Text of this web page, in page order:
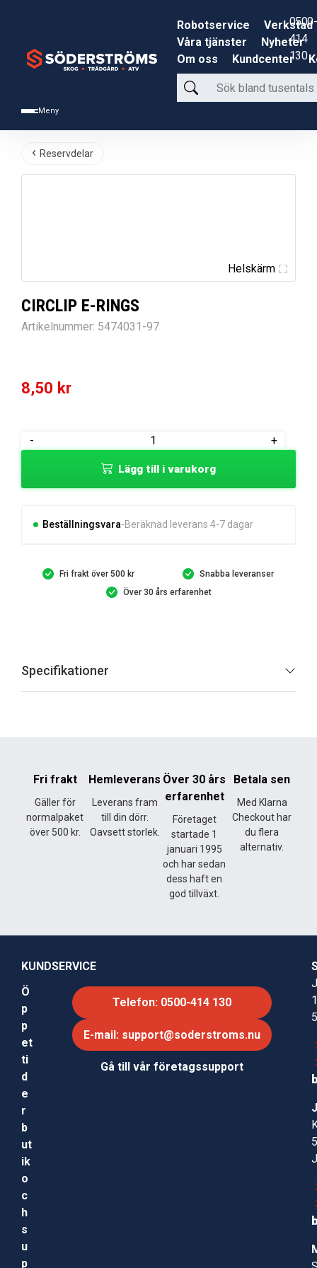
Meny
Robotservice
Verkstad
Våra tjänster
Nyheter
Om oss
Kundcenter
Sök
bland
produkter
0500-
414
130
Reservdelar
Helskärm
CIRCLIP E-RINGS
Artikelnummer: 5474031-97
8,50 kr
-
CIRCLIP
mängd
+
Lägg till i varukorg
Beställningsvara Beräknad leverans 4-7 dagar
Fri frakt över 500 kr
Snabba leveranser
Över 30 års erfarenhet
Specifikationer
Fri frakt
Gäller för
normalpaket
över 500 kr.
Hemleverans
Leverans fram
till din dörr.
Oavsett storlek.
Över 30 års
erfarenhet
Företaget
startade 1
januari 1995
och har sedan
dess haft en
god tillväxt.
Betala sen
Med Klarna
Checkout har
du flera
alternativ.
KUNDSERVICE
Ö
p
p
et
ti
d
e
r
b
ut
ik
o
c
h
s
u
p
Telefon: 0500-414 130
E-mail: support@soderstroms.nu
Gå till vår företagssupport